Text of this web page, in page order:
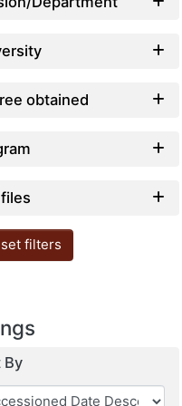
obtained
filters
By